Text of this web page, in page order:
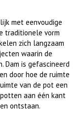
met eenvoudige
traditionele vorm
zich langzaam
waarin de
Dam is gefascineerd
door hoe de ruimte
van de pot een
aan één kant
ontstaan.